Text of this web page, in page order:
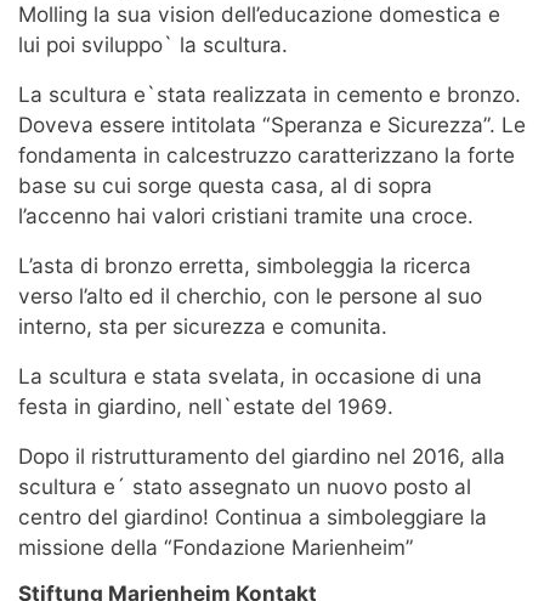
Molling la sua vision dell’educazione domestica e
lui poi sviluppo` la scultura.
La scultura e`stata realizzata in cemento e bronzo.
Doveva essere intitolata “Speranza e Sicurezza”. Le
fondamenta in calcestruzzo caratterizzano la forte
base su cui sorge questa casa, al di sopra
l’accenno hai valori cristiani tramite una croce.
L’asta di bronzo erretta, simboleggia la ricerca
verso l’alto ed il cherchio, con le persone al suo
interno, sta per sicurezza e comunita.
La scultura e stata svelata, in occasione di una
festa in giardino, nell`estate del 1969.
Dopo il ristrutturamento del giardino nel 2016, alla
scultura e´ stato assegnato un nuovo posto al
centro del giardino! Continua a simboleggiare la
missione della “Fondazione Marienheim”
Stiftung Marienheim Kontakt